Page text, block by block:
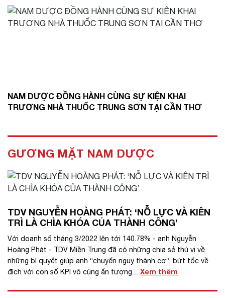
NAM DƯỢC ĐỒNG HÀNH CÙNG SỰ KIỆN KHAI
TRƯƠNG NHÀ THUỐC TRUNG SƠN TẠI CẦN THƠ
GƯƠNG MẶT NAM DƯỢC
TDV NGUYỄN HOÀNG PHÁT: ‘NỖ LỰC VÀ KIÊN
TRÌ LÀ CHÌA KHÓA CỦA THÀNH CÔNG’
Với doanh số tháng 3/2022 lên tới 140.78% - anh Nguyễn
Hoàng Phát - TDV Miền Trung đã có những chia sẻ thú vị về
những bí quyết giúp anh “chuyển nguy thành cơ”, bứt tốc về
đích với con số KPI vô cùng ấn tượng.... Xem thêm